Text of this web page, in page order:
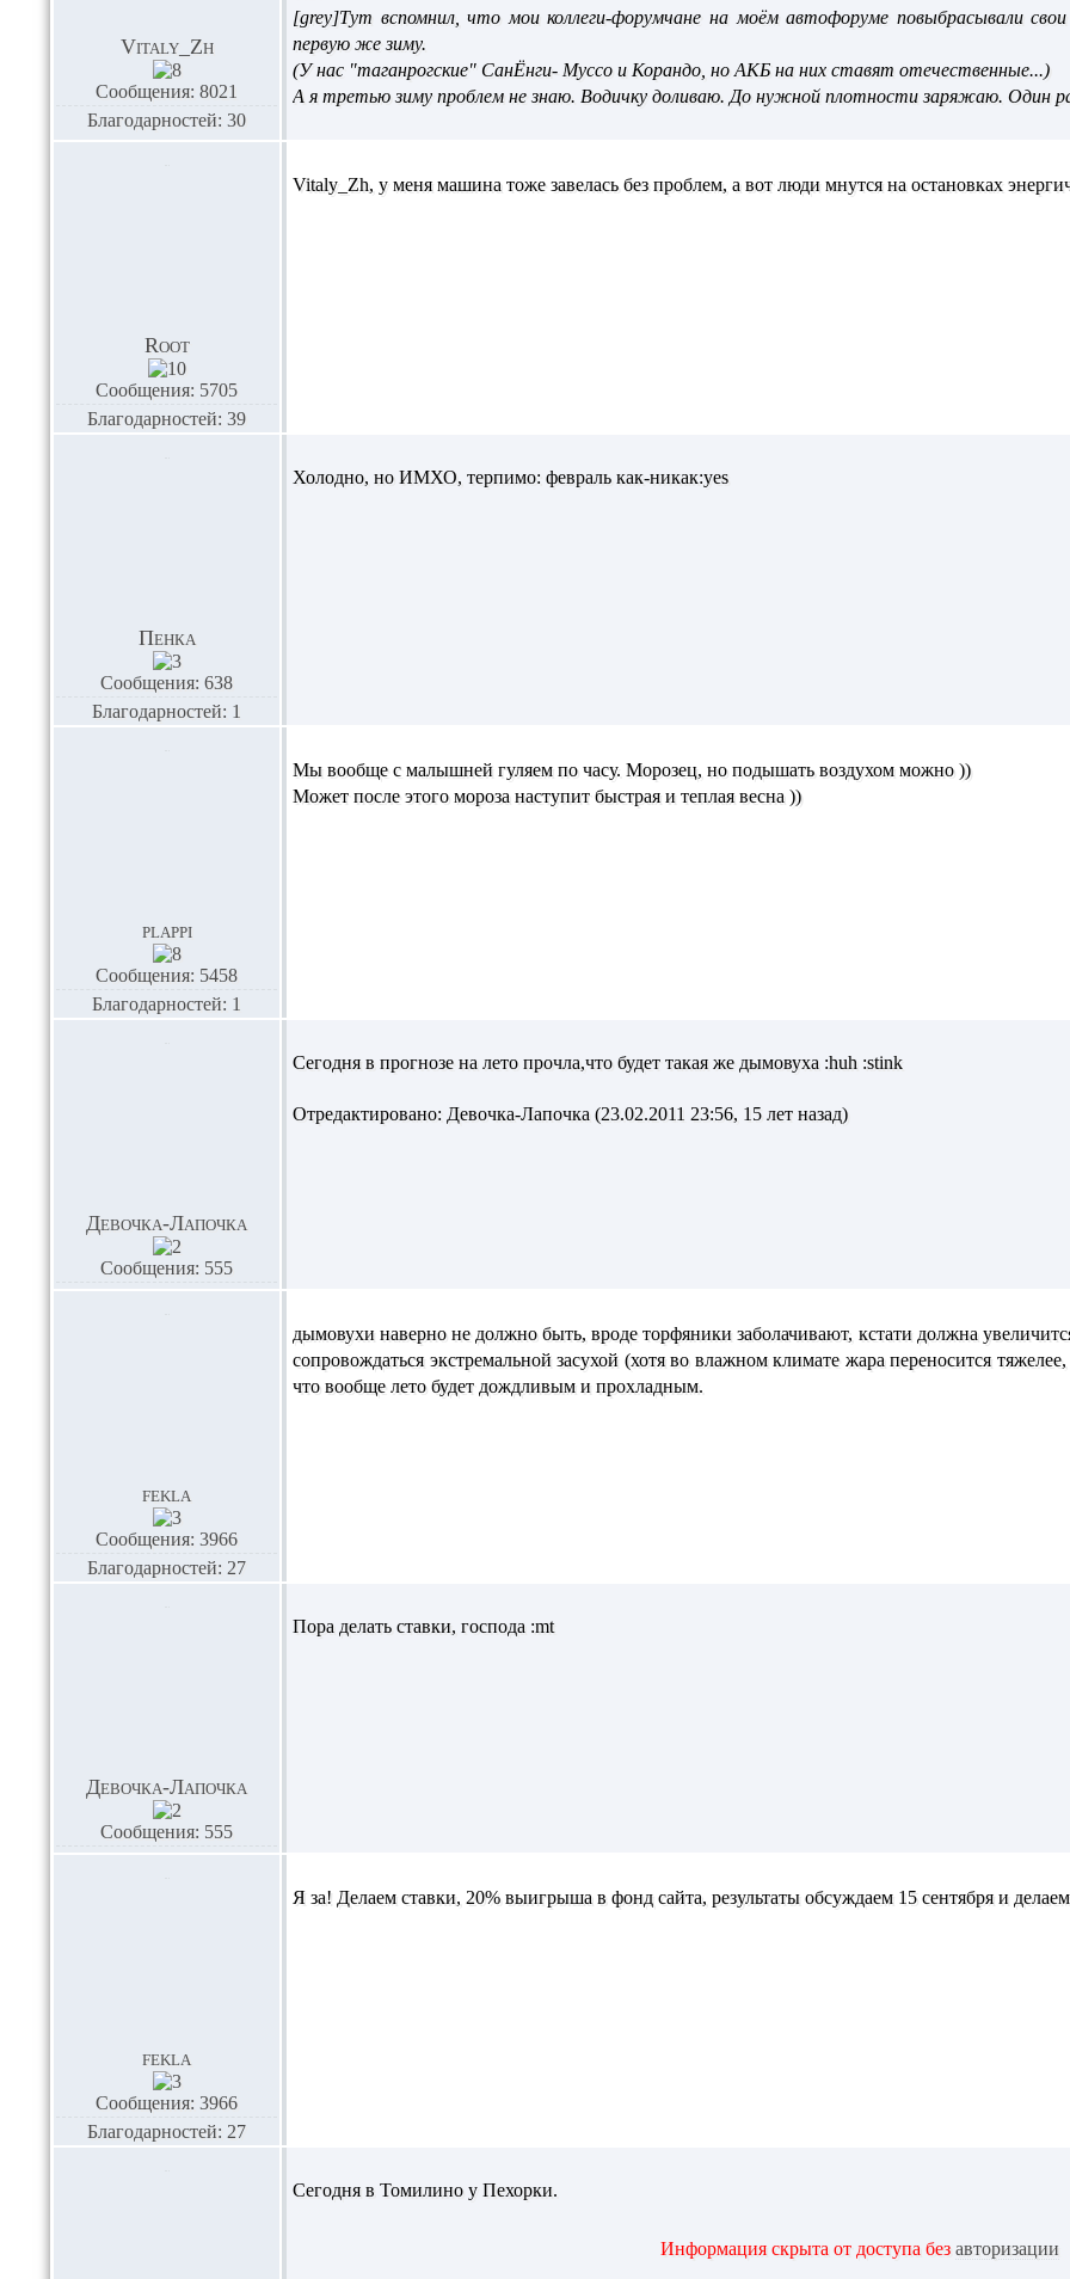
Vitaly_Zh
Сообщения: 8021
Благодарностей: 30
[grey]Тут вспомнил, что мои коллеги-форумчане на моём автофоруме повыбрасывали
первую же зиму.
(У нас "таганрогские" СанЁнги- Муссо и Корандо, но АКБ на них ставят отечественные...)
А я третью зиму проблем не знаю. Водичку доливаю. До нужной плотности заряжаю. Один
Root
Сообщения: 5705
Благодарностей: 39
Vitaly_Zh, у меня машина тоже завелась без проблем, а вот люди мнутся на остановках
Пенка
Сообщения: 638
Благодарностей: 1
Холодно, но ИМХО, терпимо: февраль как-никак:yes
plappi
Сообщения: 5458
Благодарностей: 1
Мы вообще с малышней гуляем по часу. Морозец, но подышать воздухом можно ))
Может после этого мороза наступит быстрая и теплая весна ))
Девочка-Лапочка
Сообщения: 555
Сегодня в прогнозе на лето прочла,что будет такая же дымовуха :huh :stink
Отредактировано: Девочка-Лапочка (23.02.2011 23:56, 15 лет назад)
fekla
Сообщения: 3966
Благодарностей: 27
дымовухи наверно не должно быть, вроде торфяники заболачивают, кстати должна
сопровождаться экстремальной засухой (хотя во влажном климате жара переносится
что вообще лето будет дождливым и прохладным.
Девочка-Лапочка
Сообщения: 555
Пора делать ставки, господа :mt
fekla
Сообщения: 3966
Благодарностей: 27
Я за! Делаем ставки, 20% выигрыша в фонд сайта, результаты обсуждаем 15 сентября и
Сегодня в Томилино у Пехорки.
Информация скрыта от доступа без авторизации